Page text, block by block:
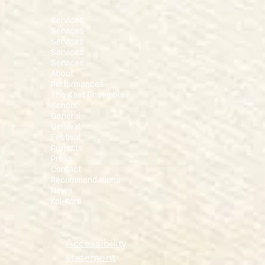
Services
Services
Services
Services
Services
About
Performances
The Kaet Ensemble
School
General
General
Festival
Projects
Press
Contact
Recommendations
News
Kol-Kore
Accessibility
statement